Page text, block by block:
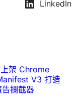
LinkedIn
架 Chrome
V3 打造
攔截器